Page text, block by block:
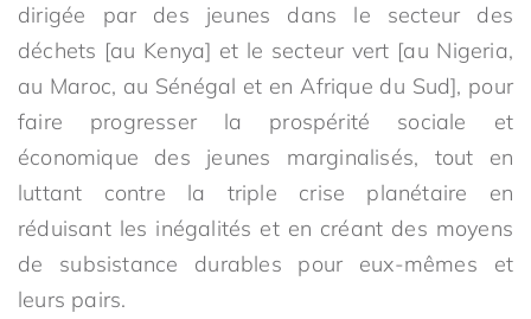
dirigée par des jeunes dans le secteur des
déchets [au Kenya] et le secteur vert [au Nigeria,
au Maroc, au Sénégal et en Afrique du Sud], pour
faire progresser la prospérité sociale et
économique des jeunes marginalisés, tout en
luttant contre la triple crise planétaire en
réduisant les inégalités et en créant des moyens
de subsistance durables pour eux-mêmes et
leurs pairs.